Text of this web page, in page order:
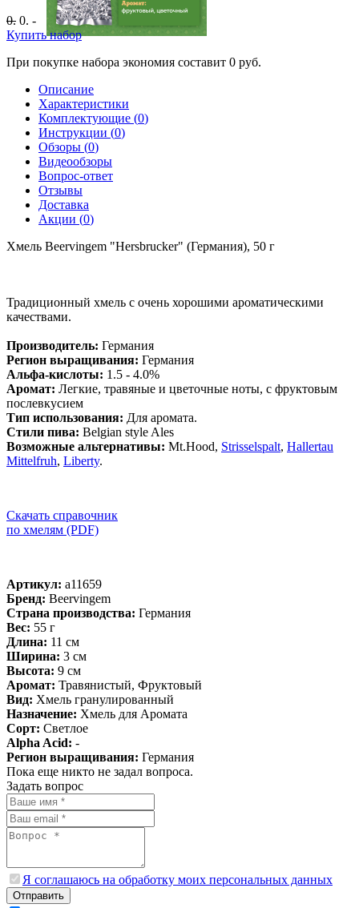
0. 0. -
Купить набор
При покупке набора экономия составит 0 руб.
Описание
Характеристики
Комплектующие (0)
Инструкции (0)
Обзоры (0)
Видеообзоры
Вопрос-ответ
Отзывы
Доставка
Акции (0)
Хмель Beervingem "Hersbrucker" (Германия), 50 г
Традиционный хмель c очень хорошими ароматическими
качествами.
Производитель: Германия
Регион выращивания: Германия
Альфа-кислоты: 1.5 - 4.0%
Аромат: Легкие, травяные и цветочные ноты, с фруктовым
послевкусием
Тип использования: Для аромата.
Стили пива: Belgian style Ales
Возможные альтернативы: Mt.Hood, Strisselspalt, Hallertau
Mittelfruh, Liberty.
Скачать справочник
по хмелям (PDF)
Артикул: a11659
Бренд: Beervingem
Страна производства: Германия
Вес: 55 г
Длина: 11 см
Ширина: 3 см
Высота: 9 см
Аромат: Травянистый, Фруктовый
Вид: Хмель гранулированный
Назначение: Хмель для Аромата
Сорт: Светлое
Alpha Acid: -
Регион выращивания: Германия
Пока еще никто не задал вопроса.
Задать вопрос
Я соглашаюсь на обработку моих персональных данных
Отправить